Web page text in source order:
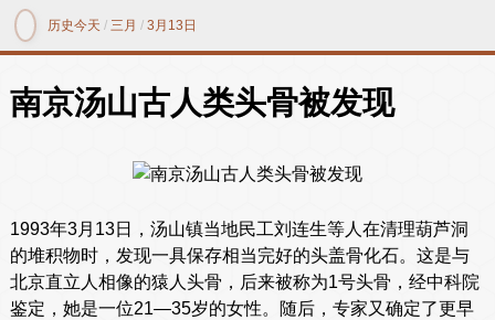
历史今天 /三月 /3月13日
南京汤山古人类头骨被发现
1993年3月13日，汤山镇当地民工刘连生等人在清理葫芦洞
的堆积物时，发现一具保存相当完好的头盖骨化石。这是与
北京直立人相像的猿人头骨，后来被称为1号头骨，经中科院
鉴定，她是一位21—35岁的女性。随后，专家又确定了更早